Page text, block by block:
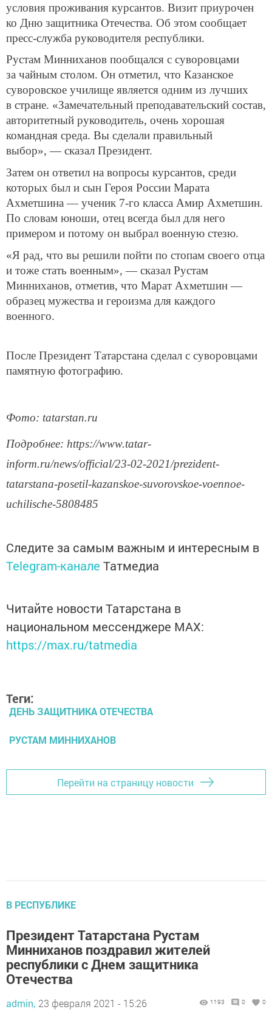
условия проживания курсантов. Визит приурочен
ко Дню защитника Отечества. Об этом сообщает
пресс-служба руководителя республики.
Рустам Минниханов пообщался с суворовцами
за чайным столом. Он отметил, что Казанское
суворовское училище является одним из лучших
в стране. «Замечательный преподавательский состав,
авторитетный руководитель, очень хорошая
командная среда. Вы сделали правильный
выбор», — сказал Президент.
Затем он ответил на вопросы курсантов, среди
которых был и сын Героя России Марата
Ахметшина — ученик 7-го класса Амир Ахметшин.
По словам юноши, отец всегда был для него
примером и потому он выбрал военную стезю.
«Я рад, что вы решили пойти по стопам своего отца
и тоже стать военным», — сказал Рустам
Минниханов, отметив, что Марат Ахметшин —
образец мужества и героизма для каждого
военного.
После Президент Татарстана сделал с суворовцами
памятную фотографию.
Фото: tatarstan.ru
Подробнее: https://www.tatar-
inform.ru/news/official/23-02-2021/prezident-
tatarstana-posetil-kazanskoe-suvorovskoe-voennoe-
uchilische-5808485
Следите за самым важным и интересным в
Telegram-канале Татмедиа
Читайте новости Татарстана в
национальном мессенджере MАХ:
https://max.ru/tatmedia
Теги:
ДЕНЬ ЗАЩИТНИКА ОТЕЧЕСТВА
РУСТАМ МИННИХАНОВ
Перейти на страницу новости
В РЕСПУБЛИКЕ
Президент Татарстана Рустам
Минниханов поздравил жителей
республики с Днем защитника
Отечества
admin, 23 февраля 2021 - 15:26 1193 0 0